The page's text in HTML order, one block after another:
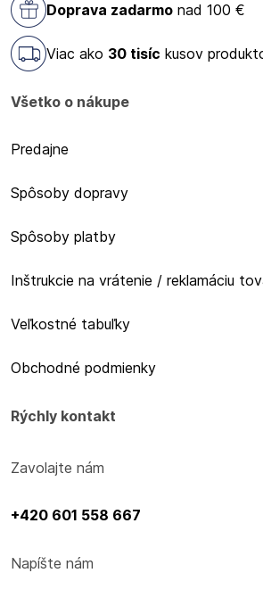
Doprava zadarmo nad 100 €
Viac ako 30 tisíc kusov
Všetko o nákupe
Predajne
Spôsoby dopravy
Spôsoby platby
Inštrukcie na vrátenie / reklamáciu
Veľkostné tabuľky
Obchodné podmienky
Rýchly kontakt
Zavolajte nám
+420 601 558 667
Napíšte nám